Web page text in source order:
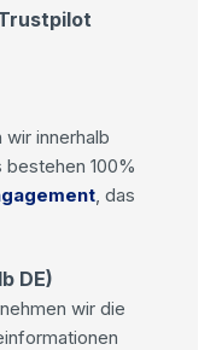
innerhalb
100%
, das
DE)
wir die